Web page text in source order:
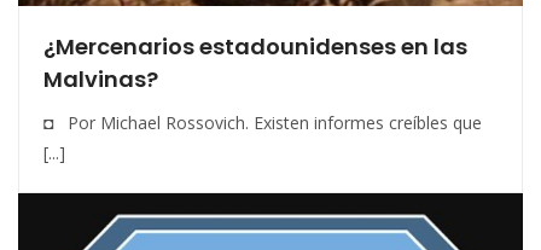
¿Mercenarios estadounidenses en las
Malvinas?
◘ Por Michael Rossovich. Existen informes creíbles que
[...]